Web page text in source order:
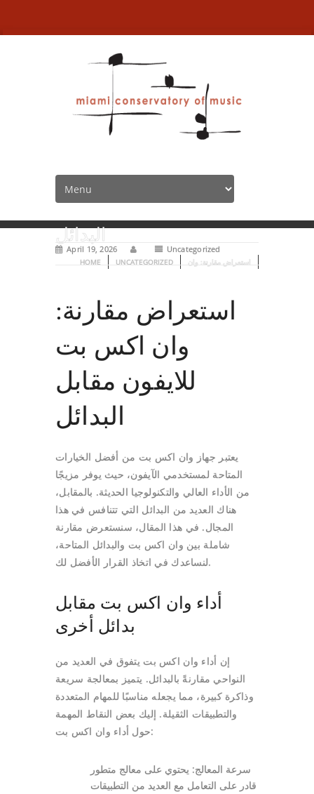
استعراض مقارنة: وان
اكس بت للايفون مقابل
البدائل
HOME UNCATEGORIZED استعراض مقارنة: وان
April 19, 2026 Uncategorized
استعراض مقارنة:
وان اكس بت
للايفون مقابل
البدائل
يعتبر جهاز وان اكس بت من أفضل الخيارات
المتاحة لمستخدمي الآيفون، حيث يوفر مزيجًا
من الأداء العالي والتكنولوجيا الحديثة. بالمقابل،
هناك العديد من البدائل التي تتنافس في هذا
المجال. في هذا المقال، سنستعرض مقارنة
شاملة بين وان اكس بت والبدائل المتاحة،
لنساعدك في اتخاذ القرار الأفضل لك.
أداء وان اكس بت مقابل
بدائل أخرى
إن أداء وان اكس بت يتفوق في العديد من
النواحي مقارنةً بالبدائل. يتميز بمعالجة سريعة
وذاكرة كبيرة، مما يجعله مناسبًا للمهام المتعددة
والتطبيقات الثقيلة. إليك بعض النقاط المهمة
حول أداء وان اكس بت:
سرعة المعالج: يحتوي على معالج متطور
قادر على التعامل مع العديد من التطبيقات